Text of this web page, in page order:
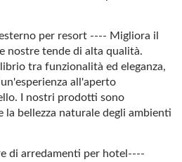
per resort ---- Migliora il
nostre tende di alta qualità.
tra funzionalità ed eleganza,
all'aperto
I nostri prodotti sono
bellezza naturale degli ambienti
di arredamenti per hotel----